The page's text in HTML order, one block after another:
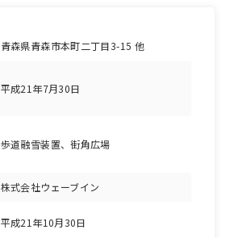
青森県青森市本町二丁目3-15 他
平成21年7月30日
歩道融雪装置、街角広場
株式会社ウェーブイン
平成21年10月30日